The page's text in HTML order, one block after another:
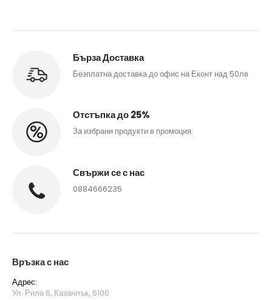
Бърза Доставка
Безплатна доставка до офис на Еконт над 50лв
Отстъпка до 25%
За избрани продукти в промоция.
Свържи се с нас
0884666235
Връзка с нас
Адрес:
Ул. Рила 6, Казанлък, 6100